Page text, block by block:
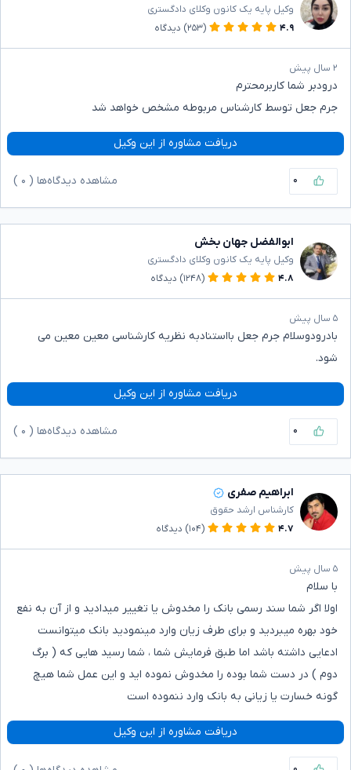
وکیل پایه یک کانون وکلای دادگستری
۴.۹
(۲۵۳) دیدگاه
۲ سال پیش
درودبر شما کاربر‌محترم‌
جرم جعل توسط کارشناس مربوطه مشخص خواهد شد
دریافت مشاوره از این وکیل
۰ مشاهده دیدگاه‌ها ( ۰
ابوالفضل جهان بخش
وکیل پایه یک کانون وکلای دادگستری
۴.۸
(۱۲۴۸) دیدگاه
۵ سال پیش
بادرودوسلام جرم جعل بااستنادبه نظریه کارشناسی معین معین می
شود.
دریافت مشاوره از این وکیل
۰ مشاهده دیدگاه‌ها ( ۰
ابراهیم صفری
کارشناس ارشد حقوق
۴.۷
(۱۰۴) دیدگاه
۵ سال پیش
با سلام
اولا اگر شما سند رسمی بانک را مخدوش یا تغییر میدادید و از آن به نفع
خود بهره میبردید و برای طرف زیان وارد مینمودید بانک میتوانست
ادعایی داشته باشد اما طبق فرمایش شما ، شما رسید هایی که ( برگ
دوم ) در دست شما بوده را مخدوش نموده اید و این عمل شما هیچ
گونه خسارت یا زیانی به بانک وارد ننموده است
دریافت مشاوره از این وکیل